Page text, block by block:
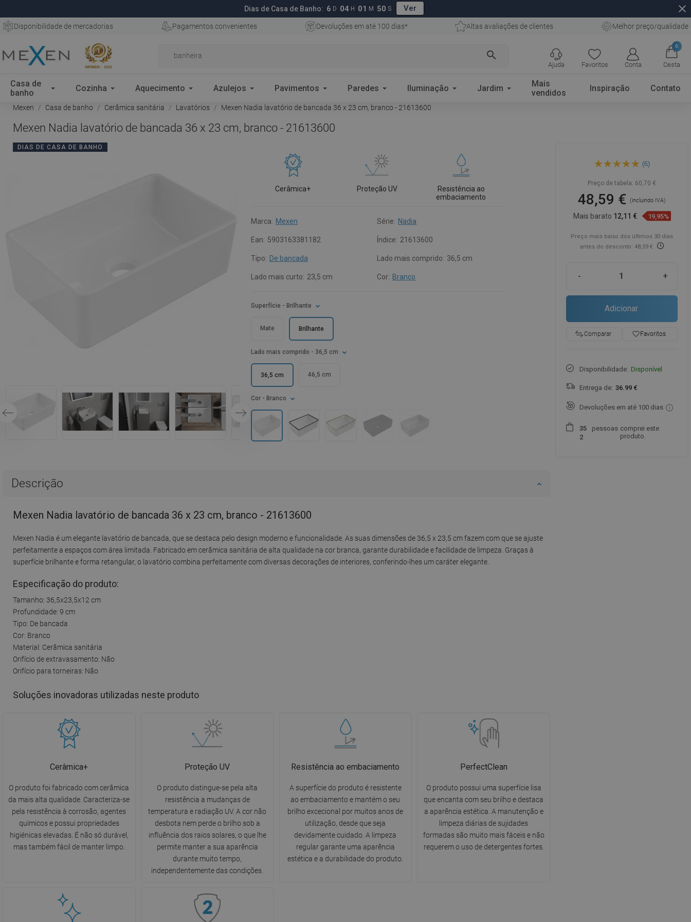
Dias de Casa de Banho: 6 D 04 H 01 M 49 S Ver close
Disponibilidade de mercadorias Pagamentos convenientes Devoluções em até 100 dias* Altas avaliações de clientes Melhor preço/qualidade
search
Favoritos Conta
0
Cesta
Ajuda
Casa de
banho
Cozinha Aquecimento Azulejos Pavimentos Paredes Iluminação Jardim
Mais
vendidos
Inspiração Contato
Mexen Casa de banho Cerâmica sanitária Lavatórios Mexen Nadia lavatório de bancada 36 x 23 cm, branco - 21613600
Mexen Nadia lavatório de bancada 36 x 23 cm, branco - 21613600
DIAS DE CASA DE BANHO
Cerâmica+ Proteção UV
Resistência ao
embaciamento
Marca: Mexen Série: Nadia
Ean: 5903163381182 Índice: 21613600
Tipo: De bancada Lado mais comprido: 36,5 cm
Lado mais curto: 23,5 cm Cor: Branco
Lado mais comprido - 36,5 cm
36,5 cm 46,5 cm
Cor - Branco
Superfície - Brilhante
Mate Brilhante
Descrição
Mexen Nadia lavatório de bancada 36 x 23 cm, branco - 21613600
Mexen Nadia é um elegante lavatório de bancada, que se destaca pelo design moderno e funcionalidade. As suas dimensões de 36,5 x 23,5 cm fazem com que se ajuste
perfeitamente a espaços com área limitada. Fabricado em cerâmica sanitária de alta qualidade na cor branca, garante durabilidade e facilidade de limpeza. Graças à
superfície brilhante e forma retangular, o lavatório combina perfeitamente com diversas decorações de interiores, conferindo-lhes um caráter elegante.
Especificação do produto:
Tamanho: 36,5x23,5x12 cm
Profundidade: 9 cm
Tipo: De bancada
Cor: Branco
Material: Cerâmica sanitária
Orifício de extravasamento: Não
Orifício para torneiras: Não
Soluções inovadoras utilizadas neste produto
Cerâmica+
O produto foi fabricado com cerâmica
da mais alta qualidade. Caracteriza-se
pela resistência à corrosão, agentes
químicos e possui propriedades
higiénicas elevadas. É não só durável,
mas também fácil de manter limpo.
Proteção UV
O produto distingue-se pela alta
resistência a mudanças de
temperatura e radiação UV. A cor não
desbota nem perde o brilho sob a
influência dos raios solares, o que lhe
permite manter a sua aparência
durante muito tempo,
independentemente das condições.
Resistência ao embaciamento
A superfície do produto é resistente
ao embaciamento e mantém o seu
brilho excecional por muitos anos de
utilização, desde que seja
devidamente cuidado. A limpeza
regular garante uma aparência
estética e a durabilidade do produto.
PerfectClean
O produto possui uma superfície lisa
que encanta com seu brilho e destaca
a aparência estética. A manutenção e
limpeza diárias de sujidades
formadas são muito mais fáceis e não
requerem o uso de detergentes fortes.
bancada 36 x 23 cm, branco -
(6)
Preço de tabela: 60,70 €
48,59 €(incluindo IVA)
Mais barato 12,11 € 19,95%
Preço mais baixo dos últimos 30 dias
antes do desconto: 48,59 €
- +
Adicionar
Comparar favorite_borderFavoritos
Disponibilidade: Disponível
Entrega de: 36.99 €
Devoluções em até 100 dias
35
2
pessoas comprei este
produto.